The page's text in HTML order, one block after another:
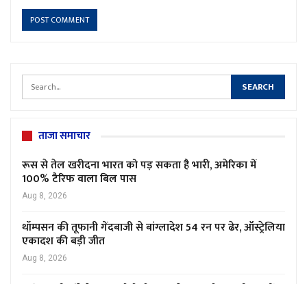
ताजा समाचार
रूस से तेल खरीदना भारत को पड़ सकता है भारी, अमेरिका में
100% टैरिफ वाला बिल पास
Aug 8, 2026
थॉम्पसन की तूफानी गेंदबाजी से बांग्लादेश 54 रन पर ढेर, ऑस्ट्रेलिया
एकादश की बड़ी जीत
Aug 8, 2026